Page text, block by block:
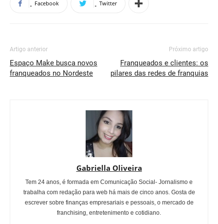
Facebook Twitter
Artigo anterior
Espaço Make busca novos
franqueados no Nordeste
Próximo artigo
Franqueados e clientes: os
pilares das redes de franquias
Gabriella Oliveira
Tem 24 anos, é formada em Comunicação Social- Jornalismo e
trabalha com redação para web há mais de cinco anos. Gosta de
escrever sobre finanças empresariais e pessoais, o mercado de
franchising, entretenimento e cotidiano.